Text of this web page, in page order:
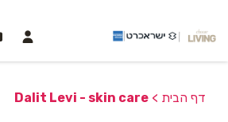
דף הבית >
Dalit Levi - skin care